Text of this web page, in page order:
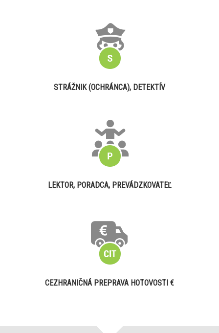
STRÁŽNIK (OCHRÁNCA), DETEKTÍV
LEKTOR, PORADCA, PREVÁDZKOVATEĽ
CEZHRANIČNÁ PREPRAVA HOTOVOSTI €